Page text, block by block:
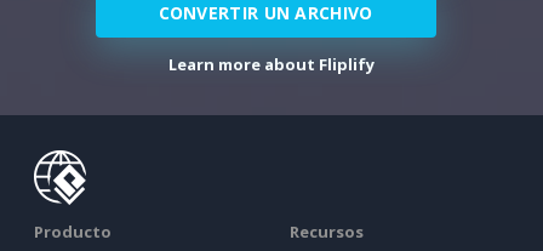
CONVERTIR UN ARCHIVO
Learn more about Fliplify
Producto Recursos